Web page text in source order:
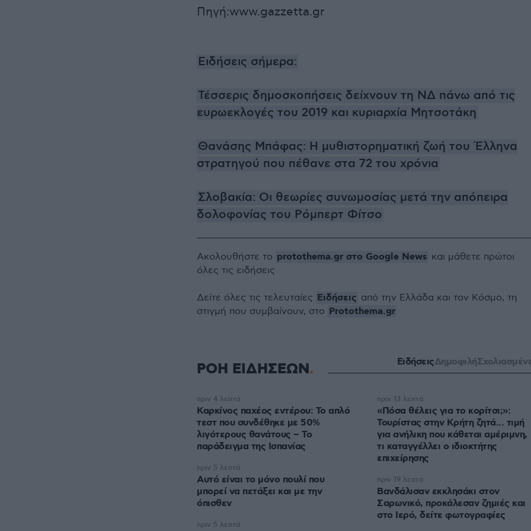
Πηγή:www.gazzetta.gr
Ειδήσεις σήμερα:
Τέσσερις δημοσκοπήσεις δείχνουν τη ΝΔ πάνω από τις
ευρωεκλογές του 2019 και κυριαρχία Μητσοτάκη
Θανάσης Μπάφας: Η μυθιστορηματική ζωή του Έλληνα
στρατηγού που πέθανε στα 72 του χρόνια
Σλοβακία: Οι θεωρίες συνωμοσίας μετά την απόπειρα
δολοφονίας του Ρόμπερτ Φίτσο
Ακολουθήστε το protothema.gr στο Google News και μάθετε πρώτοι
όλες τις ειδήσεις
Δείτε όλες τις τελευταίες Ειδήσεις από την Ελλάδα και τον Κόσμο, τη
στιγμή που συμβαίνουν, στο Protothema.gr
ΡΟΗ ΕΙΔΗΣΕΩΝ ΕιδήσειςΔημοφιλή
Καρκίνος παχέος εντέρου: Το απλό
τεστ που συνδέθηκε με 50%
λιγότερους θανάτους – Το
παράδειγμα της Ισπανίας
πριν 4 λεπτά
Αυτό είναι το μόνο πουλί που
μπορεί να πετάξει και με την
όπισθεν
πριν 5 λεπτά
πριν 5 λεπτά
«Πόσα θέλεις για το κορίτσι;»:
Τουρίστας στην Κρήτη ζητά... τιμή
για ανήλικη που κάθεται αμέριμνη,
τι καταγγέλλει ο ιδιοκτήτης
επιχείρησης
πριν 13 λεπτά
Βανδάλισαν εκκλησάκι στον
Σαρωνικό, προκάλεσαν ζημιές και
στο Ιερό, δείτε φωτογραφίες
πριν 19 λεπτά